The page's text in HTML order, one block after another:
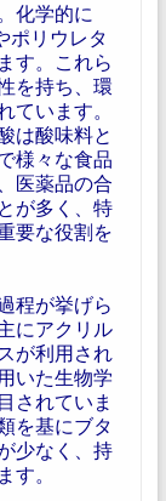
化学的に
ポリウレタ
す。これら
を持ち、環
ています。
は酸味料と
様々な食品
医薬品の合
が多く、特
要な役割を
程が挙げら
にアクリル
が利用され
いた生物学
されていま
を基にブタ
少なく、持
す。